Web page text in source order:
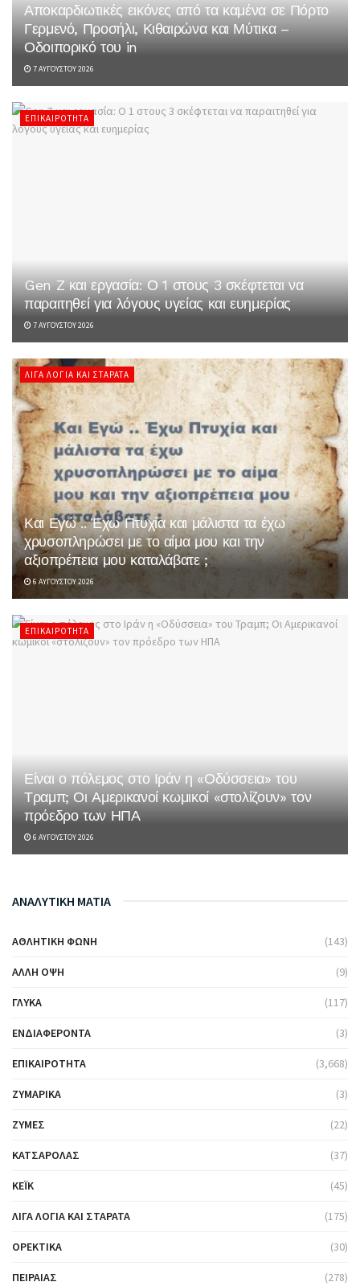
Αποκαρδιωτικές εικόνες από τα καμένα σε Πόρτο
Γερμενό, Προσήλι, Κιθαιρώνα και Μύτικα –
Οδοιπορικό του in
7 ΑΥΓΟΎΣΤΟΥ 2026
ΕΠΙΚΑΙΡΌΤΗΤΑ
Gen Z και εργασία: Ο 1 στους 3 σκέφτεται να
παραιτηθεί για λόγους υγείας και ευημερίας
7 ΑΥΓΟΎΣΤΟΥ 2026
ΛΊΓΑ ΛΌΓΙΑ ΚΑΙ ΣΤΑΡΆΤΑ
Και Εγώ .. Έχω Πτυχία και μάλιστα τα έχω
χρυσοπληρώσει με το αίμα μου και την
αξιοπρέπεια μου καταλάβατε ;
6 ΑΥΓΟΎΣΤΟΥ 2026
ΕΠΙΚΑΙΡΌΤΗΤΑ
Είναι ο πόλεμος στο Ιράν η «Οδύσσεια» του
Τραμπ; Οι Αμερικανοί κωμικοί «στολίζουν» τον
πρόεδρο των ΗΠΑ
6 ΑΥΓΟΎΣΤΟΥ 2026
ΑΝΑΛΥΤΙΚΗ ΜΑΤΙΑ
ΑΘΛΗΤΙΚΉ ΦΩΝΉ (143)
ΆΛΛΗ ΌΨΗ (9)
ΓΛΥΚΆ (117)
ΕΝΔΙΑΦΈΡΟΝΤΑ (3)
ΕΠΙΚΑΙΡΌΤΗΤΑ (3,668)
ΖΥΜΑΡΙΚΆ (3)
ΖΎΜΕΣ (22)
ΚΑΤΣΑΡΌΛΑΣ (37)
ΚΈΙΚ (45)
ΛΊΓΑ ΛΌΓΙΑ ΚΑΙ ΣΤΑΡΆΤΑ (175)
ΟΡΕΚΤΙΚΆ (30)
ΠΕΙΡΑΙΆΣ (278)